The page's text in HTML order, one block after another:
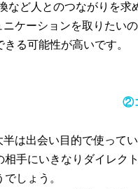
など人とのつながりを求
ニケーションを取りたい
る可能性が高いです。
②
は出会い目的で使ってい
相手にいきなりダイレク
しょう。